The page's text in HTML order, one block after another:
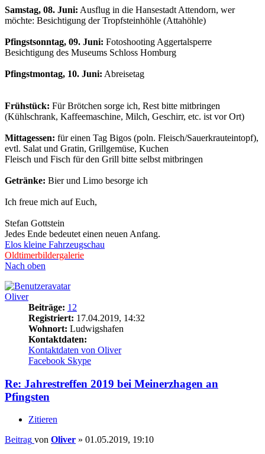
Samstag, 08. Juni: Ausflug in die Hansestadt Attendorn, wer
möchte: Besichtigung der Tropfsteinhöhle (Attahöhle)
Pfingstsonntag, 09. Juni: Fotoshooting Aggertalsperre
Besichtigung des Museums Schloss Homburg
Pfingstmontag, 10. Juni: Abreisetag
Frühstück: Für Brötchen sorge ich, Rest bitte mitbringen
(Kühlschrank, Kaffeemaschine, Milch, Geschirr, etc. ist vor Ort)
Mittagessen: für einen Tag Bigos (poln. Fleisch/Sauerkrauteintopf),
evtl. Salat und Gratin, Grillgemüse, Kuchen
Fleisch und Fisch für den Grill bitte selbst mitbringen
Getränke: Bier und Limo besorge ich
Ich freue mich auf Euch,
Stefan Gottstein
Jedes Ende bedeutet einen neuen Anfang.
Elos kleine Fahrzeugschau
Oldtimerbildergalerie
Nach oben
Oliver
Beiträge: 12
Registriert: 17.04.2019, 14:32
Wohnort: Ludwigshafen
Kontaktdaten:
Kontaktdaten von Oliver
Facebook Skype
Re: Jahrestreffen 2019 bei Meinerzhagen an
Pfingsten
Zitieren
Beitrag von Oliver » 01.05.2019, 19:10